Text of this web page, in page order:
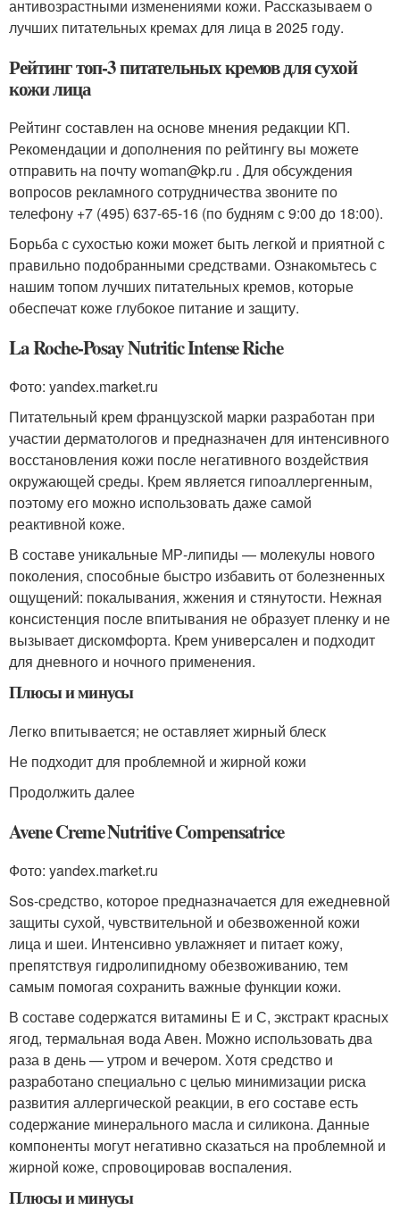
антивозрастными изменениями кожи. Рассказываем о
лучших питательных кремах для лица в 2025 году.
Рейтинг топ-3 питательных кремов для сухой
кожи лица
Рейтинг составлен на основе мнения редакции КП.
Рекомендации и дополнения по рейтингу вы можете
отправить на почту woman@kp.ru . Для обсуждения
вопросов рекламного сотрудничества звоните по
телефону +7 (495) 637-65-16 (по будням с 9:00 до 18:00).
Борьба с сухостью кожи может быть легкой и приятной с
правильно подобранными средствами. Ознакомьтесь с
нашим топом лучших питательных кремов, которые
обеспечат коже глубокое питание и защиту.
La Roche-Posay Nutritic Intense Riche
Фото: yandex.market.ru
Питательный крем французской марки разработан при
участии дерматологов и предназначен для интенсивного
восстановления кожи после негативного воздействия
окружающей среды. Крем является гипоаллергенным,
поэтому его можно использовать даже самой
реактивной коже.
В составе уникальные МР-липиды — молекулы нового
поколения, способные быстро избавить от болезненных
ощущений: покалывания, жжения и стянутости. Нежная
консистенция после впитывания не образует пленку и не
вызывает дискомфорта. Крем универсален и подходит
для дневного и ночного применения.
Плюсы и минусы
Легко впитывается; не оставляет жирный блеск
Не подходит для проблемной и жирной кожи
Продолжить далее
Avene Creme Nutritive Compensatrice
Фото: yandex.market.ru
Sos-средство, которое предназначается для ежедневной
защиты сухой, чувствительной и обезвоженной кожи
лица и шеи. Интенсивно увлажняет и питает кожу,
препятствуя гидролипидному обезвоживанию, тем
самым помогая сохранить важные функции кожи.
В составе содержатся витамины Е и С, экстракт красных
ягод, термальная вода Авен. Можно использовать два
раза в день — утром и вечером. Хотя средство и
разработано специально с целью минимизации риска
развития аллергической реакции, в его составе есть
содержание минерального масла и силикона. Данные
компоненты могут негативно сказаться на проблемной и
жирной коже, спровоцировав воспаления.
Плюсы и минусы